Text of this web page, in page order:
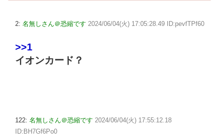
2: 名無しさん＠恐縮です 2024/06/04(火) 17:05:28.49 ID:pevfTPf60
>>1
イオンカード？
122: 名無しさん＠恐縮です 2024/06/04(火) 17:55:12.18
ID:BH7Gf6Po0